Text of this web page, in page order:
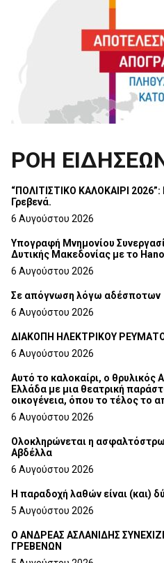
ΡΟΗ
“ΠΟΛΙΤΙΣΤΙΚΟ ΚΑΛΟΚΑΙΡΙ 2026”:
Γρεβενά.
6 Αυγούστου 2026
Υπογραφή Μνημονίου
Δυτικής Μακεδονίας με το
6 Αυγούστου 2026
Σε απόγνωση λόγω αδέσποτων
6 Αυγούστου 2026
ΔΙΑΚΟΠΗ ΗΛΕΚΤΡΙΚΟΥ
6 Αυγούστου 2026
Αυτό το καλοκαίρι, ο θρυλικός
Ελλάδα με μια θεατρική
οικογένεια, όπου το
6 Αυγούστου 2026
Ολοκληρώνεται η
Αβδέλλα
6 Αυγούστου 2026
H παραδοχή λαθών είναι (και)
5 Αυγούστου 2026
Ο ΑΝΔΡΕΑΣ ΑΣΛΑΝΙΔΗΣ
ΓΡΕΒΕΝΩΝ